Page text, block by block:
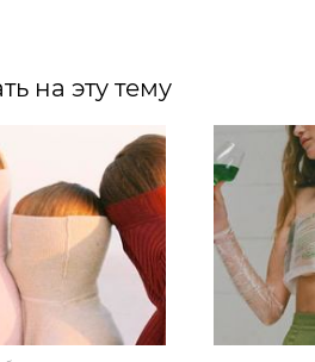
на эту тему